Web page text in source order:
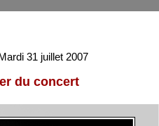
31 juillet 2007
du concert